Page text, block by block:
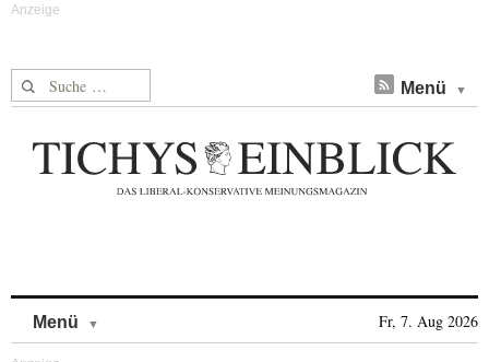
Suche nach: Menü
Menü Fr, 7. Aug 2026